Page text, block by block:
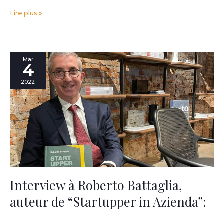
Lire plus »
Mar
4
2022
Interview à Roberto Battaglia,
auteur de “Startupper in Azienda”:
Interview
Roberto
auteur
de
“Startupper
in
Azienda”:
le
talent
ne
pas
seulement
être